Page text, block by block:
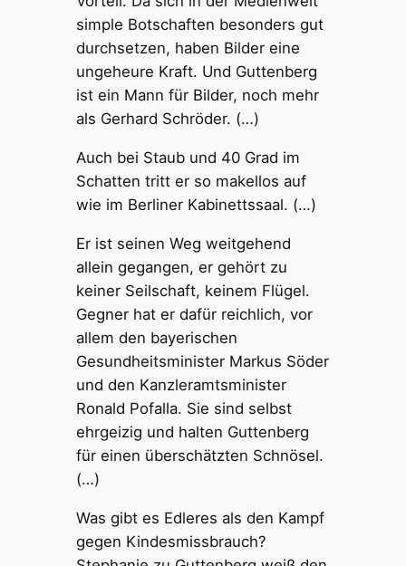
simple Botschaften besonders gut
durchsetzen, haben Bilder eine
ungeheure Kraft. Und Guttenberg
ist ein Mann für Bilder, noch mehr
als Gerhard Schröder. (…)
Auch bei Staub und 40 Grad im
Schatten tritt er so makellos auf
wie im Berliner Kabinettssaal. (…)
Er ist seinen Weg weitgehend
allein gegangen, er gehört zu
keiner Seilschaft, keinem Flügel.
Gegner hat er dafür reichlich, vor
allem den bayerischen
Gesundheitsminister Markus Söder
und den Kanzleramtsminister
Ronald Pofalla. Sie sind selbst
ehrgeizig und halten Guttenberg
für einen überschätzten Schnösel.
(…)
Was gibt es Edleres als den Kampf
gegen Kindesmissbrauch?